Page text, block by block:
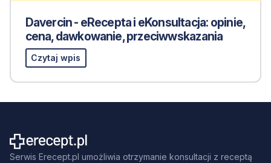
Davercin - eRecepta i eKonsultacja: opinie,
cena, dawkowanie, przeciwwskazania
Czytaj wpis
Serwis Erecept.pl umożliwia otrzymanie konsultacji z receptą